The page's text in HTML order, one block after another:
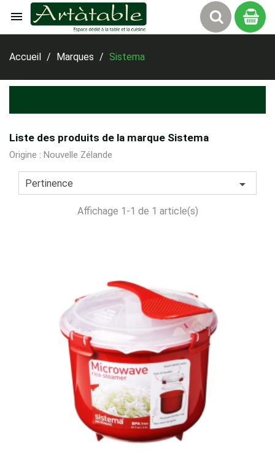

Accueil
Marques Sistema
Liste des produits de la marque Sistema
Origine : Nouvelle Zélande
Pertinence 
Affichage 1-1 de 1 article(s)